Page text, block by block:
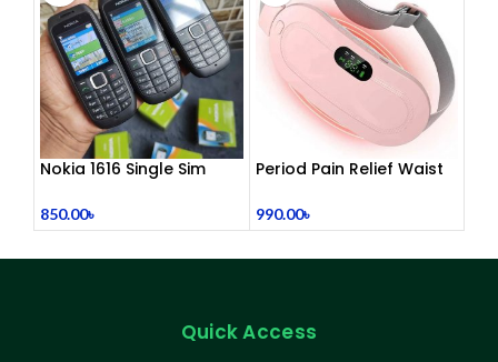
Nokia 1616 Single Sim
850.00৳
Period Pain Relief Waist
990.00৳
Quick Access